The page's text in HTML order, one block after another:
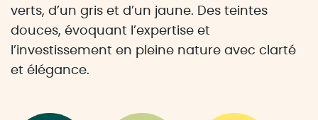
verts, d’un gris et d’un jaune. Des teintes
douces, évoquant l’expertise et
l’investissement en pleine nature avec clarté
et élégance.